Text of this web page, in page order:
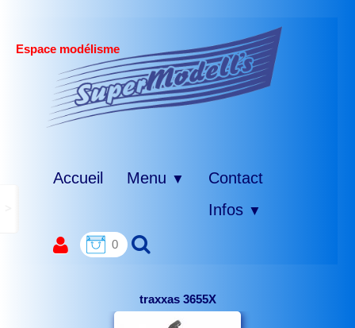
Espace modélisme
Accueil Menu ▼
Contact
Infos ▼
0
traxxas 3655X